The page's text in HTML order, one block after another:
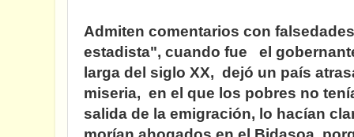
Admiten comentarios con
estadista", cuando fue el
larga del siglo XX, dejó un país
miseria, en el que los pobres no
salida de la emigración, lo hacían